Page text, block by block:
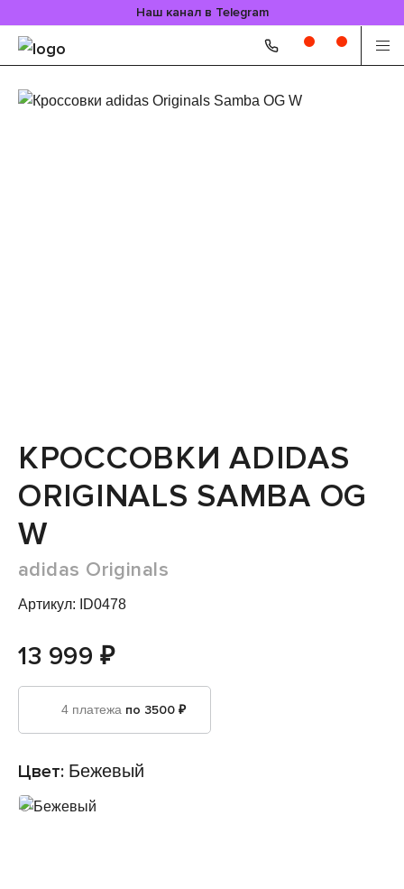
Наш канал в Telegram
КРОССОВКИ ADIDAS
ORIGINALS SAMBA OG
W
adidas Originals
Артикул: ID0478
13 999 ₽
4 платежа по 3500 ₽
Цвет: Бежевый